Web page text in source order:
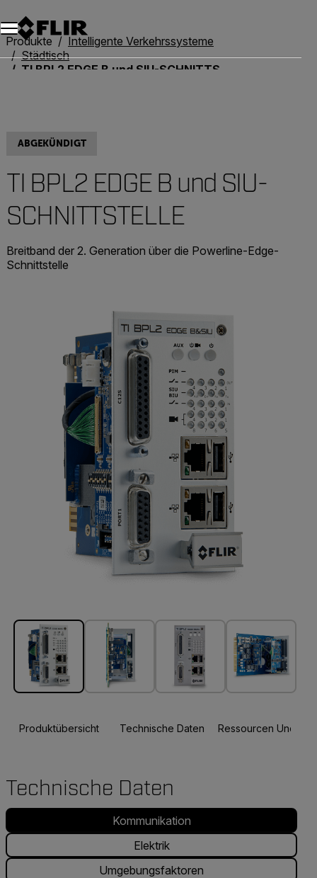
Unread messages
Modell
Entfernen
Elemente
Element
In den Warenkorb
Im Warenkorb
Produkte
Intelligente Verkehrssysteme
Städtisch
TI BPL2 EDGE B und SIU-SCHNITTSTELLE
ABGEKÜNDIGT
TI BPL2 EDGE B und SIU-
SCHNITTSTELLE
Breitband der 2. Generation über die Powerline-Edge-
Schnittstelle
Produktübersicht Technische Daten Ressourcen Und
Technische Daten
Kommunikation
Elektrik
Umgebungsfaktoren